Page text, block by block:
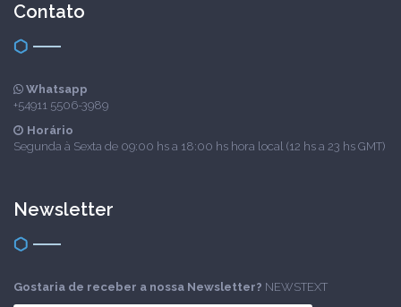
Contato
Whatsapp
+54911 5506-3989
Horário
Segunda à Sexta de 09:00 hs a 18:00 hs hora local (12 hs a 23 hs GMT)
Newsletter
Gostaria de receber a nossa Newsletter? NEWSTEXT